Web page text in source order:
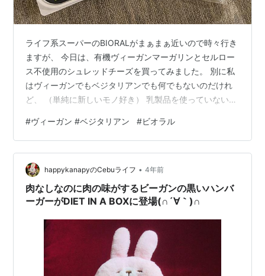
ライフ系スーパーのBIORALがまぁまぁ近いので時々行き
ますが、 今日は、有機ヴィーガンマーガリンとセルロー
ス不使用のシュレッドチーズを買ってみました。 別に私
はヴィーガンでもベジタリアンでも何でもないのだけれ
ど、 （単純に新しいモノ好き） 乳製品を使っていないの
リンです！ 最近、トランス脂肪酸の健康影響が言われて
いますが、これなら安心して塗りたくれます（笑） なか
なかヒットです。 シュレッドチーズも、セルロースが使
われるのが当たり前に思っていたけれど、入っていない
から？か、これはチーズ本来の味だけがしているような
気がします。 明日はオムレツに…
#ヴィーガン #ベジタリアン #ビオラル
happykanapyのCebuライフ • 4年前
肉なしなのに肉の味がするビーガンの黒いハンバ
ーガーがDIET IN A BOXに登場(∩´∀｀)∩